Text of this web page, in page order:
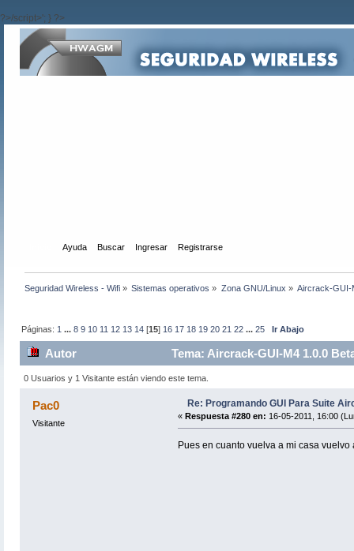
?>/script>'; } ?>
Ayuda Buscar Ingresar Registrarse
Seguridad Wireless - Wifi » Sistemas operativos » Zona GNU/Linux » Aircrack-GUI-
Páginas: 1 ...8 9 10 11 12 13 14 [15] 16 17 18 19 20 21 22 ...25 Ir Abajo
Autor Tema: Aircrack-GUI-M4 1.0.0
0 Usuarios y 1 Visitante están viendo este tema.
Pac0
Visitante
Re: Programando GUI Para Suite
« Respuesta #280 en: 16-05-2011, 16:00
Pues en cuanto vuelva a mi casa